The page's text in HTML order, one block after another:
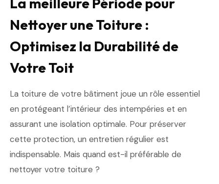
Nettoyer une Toiture :
Optimisez la Durabilité de
Votre Toit
La toiture de votre bâtiment joue un rôle essentiel
en protégeant l’intérieur des intempéries et en
assurant une isolation optimale. Pour préserver
cette protection, un entretien régulier est
indispensable. Mais quand est-il préférable de
nettoyer votre toiture ?